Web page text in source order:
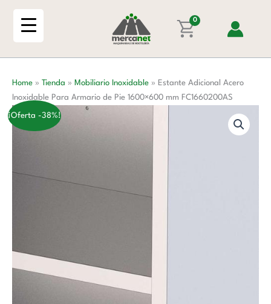
0
Home » Tienda » Mobiliario Inoxidable » Estante Adicional Acero
Inoxidable Para Armario de Pie 1600×600 mm FC1660200AS
¡Oferta -38%!
Para
Armario
de
1600x600
mm
FC1660200AS
cantidad